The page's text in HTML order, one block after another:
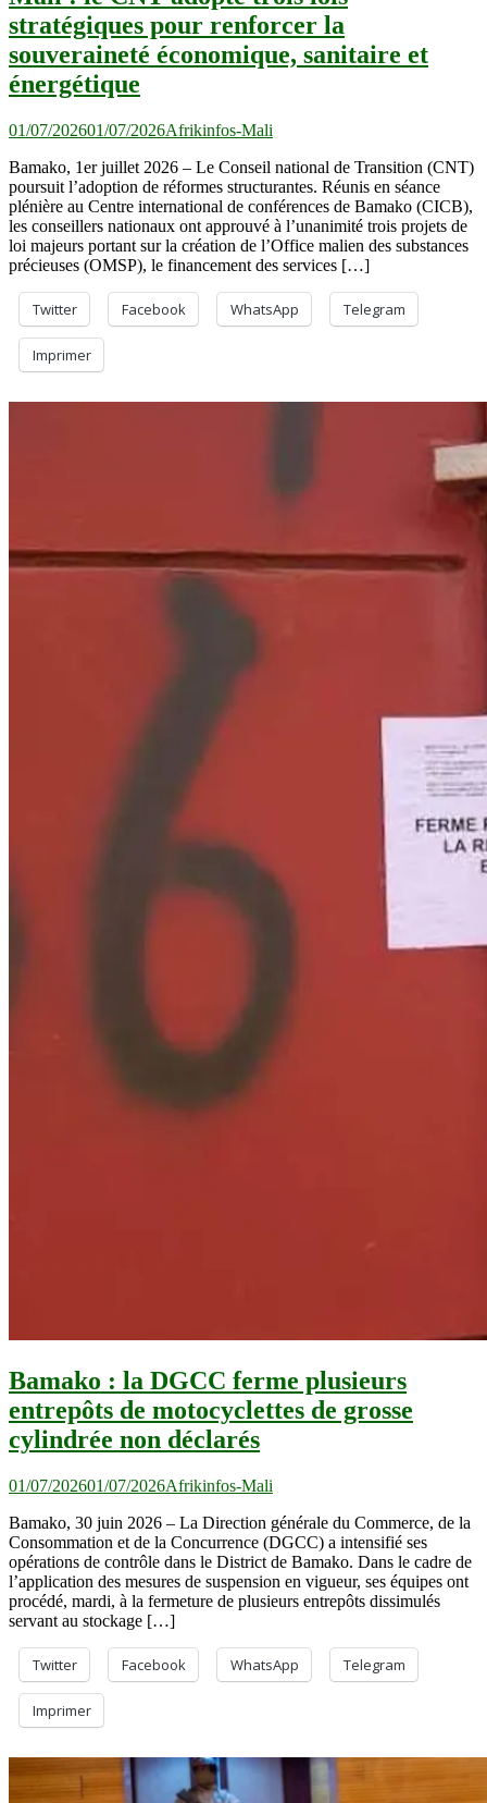
stratégiques pour renforcer la
souveraineté économique, sanitaire et
énergétique
01/07/202601/07/2026Afrikinfos-Mali
Bamako, 1er juillet 2026 – Le Conseil national de Transition (CNT)
poursuit l’adoption de réformes structurantes. Réunis en séance
plénière au Centre international de conférences de Bamako (CICB),
les conseillers nationaux ont approuvé à l’unanimité trois projets de
loi majeurs portant sur la création de l’Office malien des substances
précieuses (OMSP), le financement des services […]
Twitter Facebook WhatsApp Telegram
Imprimer
Bamako : la DGCC ferme plusieurs
entrepôts de motocyclettes de grosse
cylindrée non déclarés
01/07/202601/07/2026Afrikinfos-Mali
Bamako, 30 juin 2026 – La Direction générale du Commerce, de la
Consommation et de la Concurrence (DGCC) a intensifié ses
opérations de contrôle dans le District de Bamako. Dans le cadre de
l’application des mesures de suspension en vigueur, ses équipes ont
procédé, mardi, à la fermeture de plusieurs entrepôts dissimulés
servant au stockage […]
Twitter Facebook WhatsApp Telegram
Imprimer